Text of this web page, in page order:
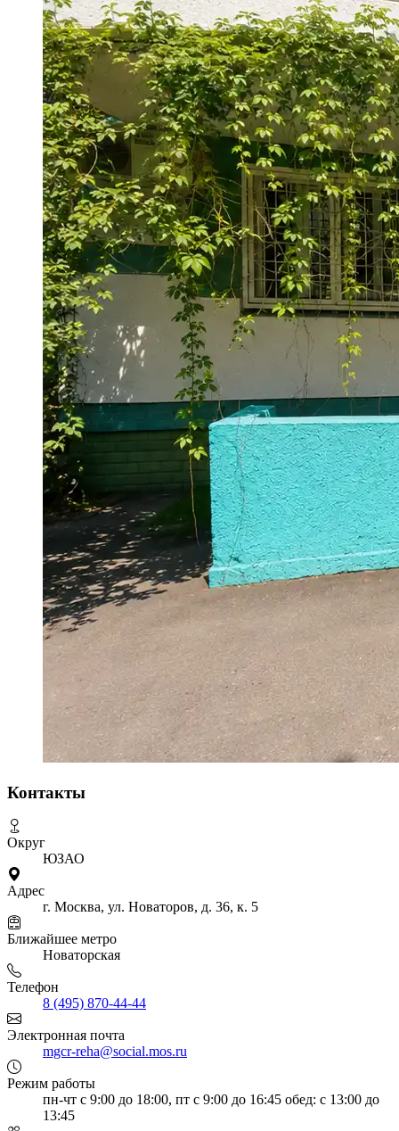
Контакты
Округ
ЮЗАО
Адрес
г. Москва, ул. Новаторов, д. 36, к. 5
Ближайшее метро
Новаторская
Телефон
8 (495) 870-44-44
Электронная почта
mgcr-reha@social.mos.ru
Режим работы
пн-чт с 9:00 до 18:00, пт с 9:00 до 16:45 обед: с 13:00 до
13:45